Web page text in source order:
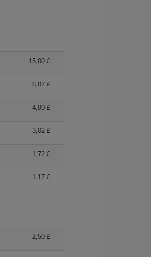
15,00 £
6,07 £
4,00 £
3,02 £
1,72 £
1,17 £
2,50 £